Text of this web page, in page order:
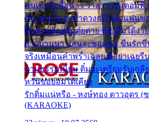
คนเขาลืออื้อฉาว ว่าสาวๆรุมตอมพี่
กัน แต่หวั่นจะช้ำดวงฤดี กลัวแฟน
ชื่อต๋อยต้อยตุ้มตุ๋ยต่าย พี่ยังลืมได้ง่า
สาวบ้านนา แสนจะซอมซ่อ ขืนรักขื
จริงเหมือนคำพร่ำเฉลย พี่อย่าเฉย
ตามธรรมเนียม ติ๋มจะเตรียมรับเก
หวั่นขอยอมได้เคียง
รักติ๋มแน่หรือ - หงษ์ทอง ดาวอุดร (
(KARAOKE)